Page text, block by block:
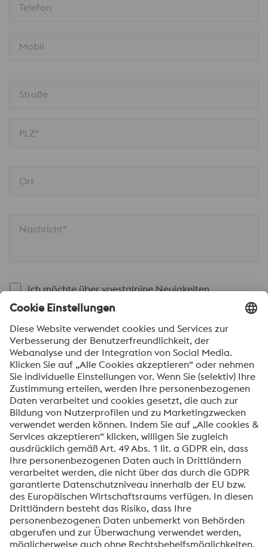
Telefon
Mobil
Straße
PLZ*
Ort
Nachricht*
Ich möchte über voestalpine Neuigkeiten
automatisch informiert werden.
SENDEN
Anti-Roboter-Verifizierung
Hier klicken
FriendlyCaptcha ⇗
Mit dem Absenden dieses Formulars werden Ihre
personenbezogenen Daten zum Zweck der Bearbeitung
Ihrer Anfrage verarbeitet. Weitere Informationen zur
Verarbeitung Ihrer personenbezogenen Daten sowie zu
Ihren Rechten finden Sie in unserer
Datenschutzmitteilung.